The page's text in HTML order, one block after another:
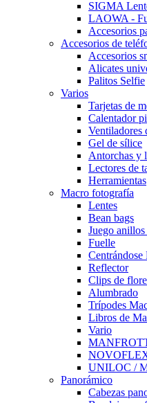
SIGMA
LAOWA -
Accesorios
Accesorios de
Accesorios
Alicates
Palitos Selfie
Varios
Tarjetas de
Calentador
Ventiladores
Gel de sílice
Antorchas y
Lectores de
Herramientas
Macro fotografía
Lentes
Bean bags
Juego
Fuelle
Centrándose
Reflector
Clips de
Alumbrado
Trípodes
Libros de
Vario
UNILOC /
Panorámico
Cabezas